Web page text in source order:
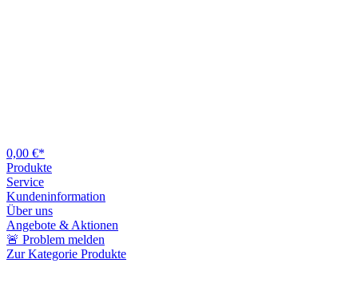
0,00 €*
Produkte
Service
Kundeninformation
Über uns
Angebote & Aktionen
🚨 Problem melden
Zur Kategorie Produkte